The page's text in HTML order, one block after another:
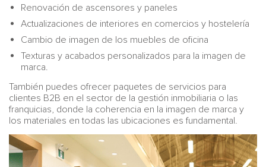
Renovación de ascensores y paneles
Actualizaciones de interiores en comercios y hostelería
Cambio de imagen de los muebles de oficina
Texturas y acabados personalizados para la imagen de
marca.
También puedes ofrecer paquetes de servicios para
clientes B2B en el sector de la gestión inmobiliaria o las
franquicias, donde la coherencia en la imagen de marca y
los materiales en todas las ubicaciones es fundamental.